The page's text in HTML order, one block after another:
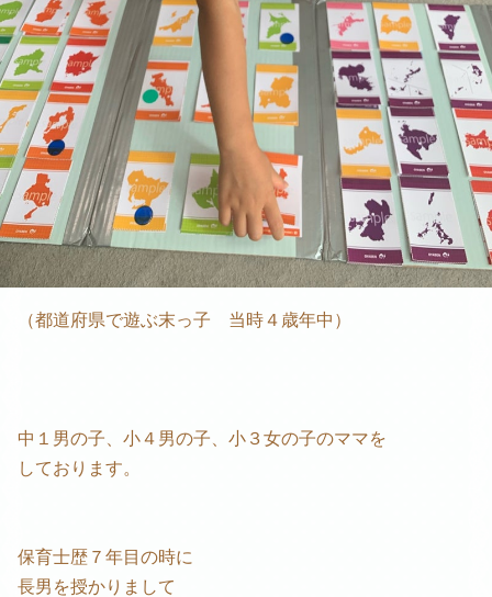
（都道府県で遊ぶ末っ子 当時４歳年中）
中１男の子、小４男の子、小３女の子のママを
しております。
保育士歴７年目の時に
長男を授かりまして